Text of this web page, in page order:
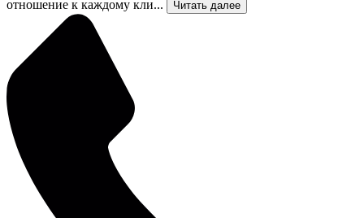
отношение к каждому кли... Читать далее